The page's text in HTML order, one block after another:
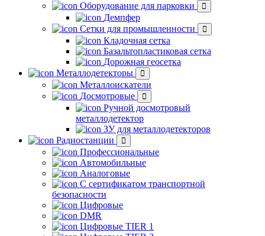
Оборудование для парковки
Демпфер
Сетки для промышленности
Кладочная сетка
Базальтопластиковая сетка
Дорожная геосетка
Металлодетекторы
Металлоискатели
Досмотровые
Ручной досмотровый
металлодетектор
ЗУ для металлодетекторов
Радиостанции
Профессиональные
Автомобильные
Аналоговые
С сертификатом транспортной
безопасности
Цифровые
DMR
Цифровые TIER 1